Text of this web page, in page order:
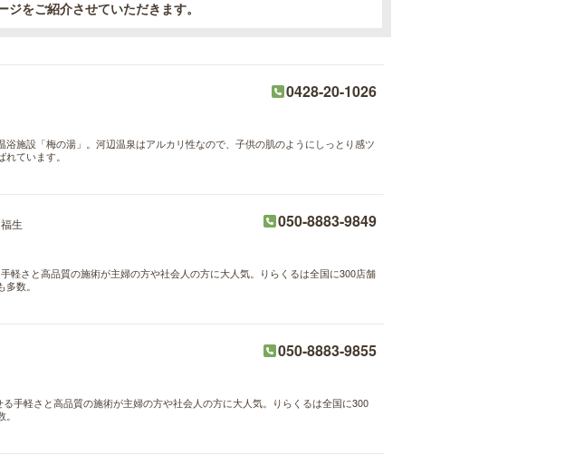
をご紹介させていただきます。
0428-20-1026
施設「梅の湯」。河辺温泉はアルカリ性なので、子供の肌のようにしっとり感ツ
ています。
生 050-8883-9849
軽さと高品質の施術が主婦の方や社会人の方に大人気。りらくるは全国に300店舗
数。
050-8883-9855
手軽さと高品質の施術が主婦の方や社会人の方に大人気。りらくるは全国に300